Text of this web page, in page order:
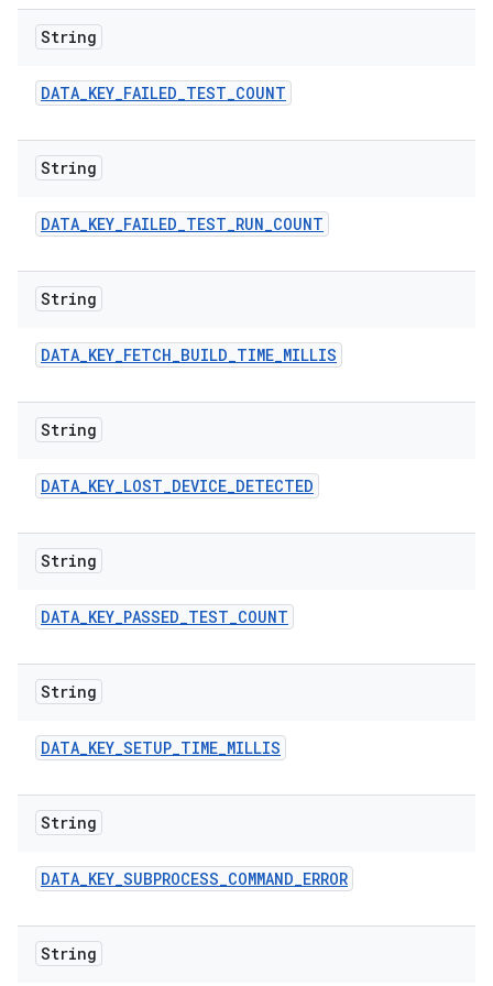
String
DATA_KEY_FAILED_TEST_COUNT
String
DATA_KEY_FAILED_TEST_RUN_COUNT
String
DATA_KEY_FETCH_BUILD_TIME_MILLIS
String
DATA_KEY_LOST_DEVICE_DETECTED
String
DATA_KEY_PASSED_TEST_COUNT
String
DATA_KEY_SETUP_TIME_MILLIS
String
DATA_KEY_SUBPROCESS_COMMAND_ERROR
String